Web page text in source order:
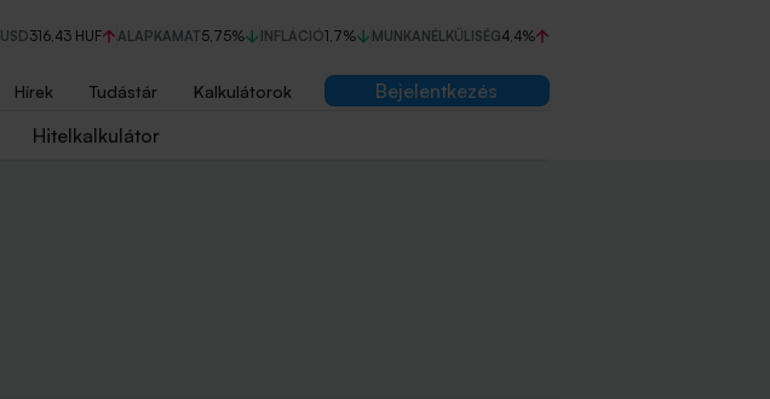
USD316,43 HUF ALAPKAMAT5,75% INFLÁCIÓ1,7% MUNKANÉLKÜLISÉG4,4%
Hírek Tudástár Kalkulátorok
Bejelentkezés
Hitelkalkulátor